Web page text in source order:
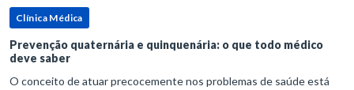
Clínica Médica
Prevenção quaternária e quinquenária: o que todo médico
deve saber
O conceito de atuar precocemente nos problemas de saúde está